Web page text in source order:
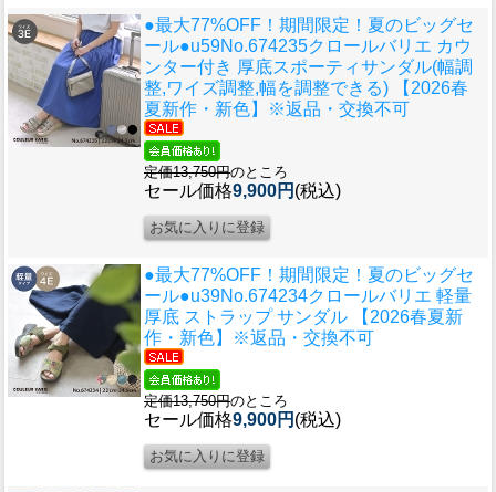
●最大77%OFF！期間限定！夏のビッグセ
ール●u59No.674235クロールバリエ カウ
ンター付き 厚底スポーティサンダル(幅調
整,ワイズ調整,幅を調整できる) 【2026春
夏新作・新色】※返品・交換不可
定価13,750円のところ
セール価格9,900円 (税込)
●最大77%OFF！期間限定！夏のビッグセ
ール●u39No.674234クロールバリエ 軽量
厚底 ストラップ サンダル 【2026春夏新
作・新色】※返品・交換不可
定価13,750円のところ
セール価格9,900円 (税込)